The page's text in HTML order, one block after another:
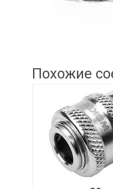
Похожие